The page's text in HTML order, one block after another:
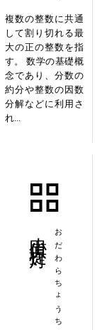
複数の整数に共通
して割り切れる最
大の正の整数を指
す。 数学の基礎概
念であり、分数の
約分や整数の因数
分解などに利用さ
れ...
おだわらちょうちん